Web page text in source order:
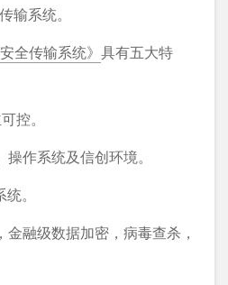
输系统。
全传输系统》 具有五大特
控。
作系统及信创环境。
。
融级数据加密，病毒查杀，